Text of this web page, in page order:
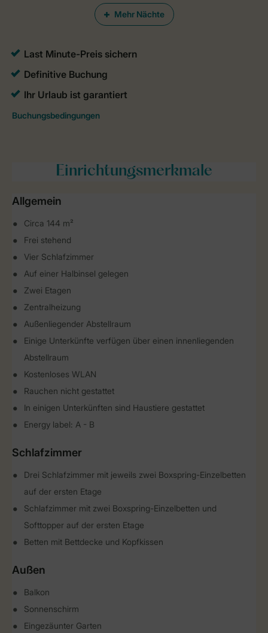
Mehr Nächte
Einrichtungsmerkmale
Allgemein
Circa 144 m²
Frei stehend
Vier Schlafzimmer
Auf einer Halbinsel gelegen
Zwei Etagen
Zentralheizung
Außenliegender Abstellraum
Einige Unterkünfte verfügen über einen innenliegenden
Abstellraum
Kostenloses WLAN
Rauchen nicht gestattet
In einigen Unterkünften sind Haustiere gestattet
Energy label: A - B
Schlafzimmer
Drei Schlafzimmer mit jeweils zwei Boxspring-Einzelbetten
auf der ersten Etage
Schlafzimmer mit zwei Boxspring-Einzelbetten und
Softtopper auf der ersten Etage
Betten mit Bettdecke und Kopfkissen
Außen
Balkon
Sonnenschirm
Eingezäunter Garten